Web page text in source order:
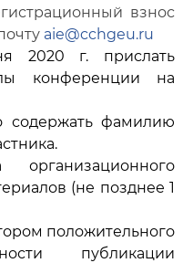
взнос
aie@cchgeu.ru
г. прислать
конференции на
содержать фамилию
(не позднее 1
положительного
публикации